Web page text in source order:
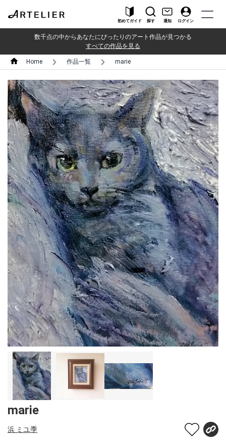
初めてガイド 探す 通知 ログイン
数千点の中からあなたにぴったりのアート作品が見つかる
すべての作品を見る
Home 作品一覧 marie
marie
浜 ミユ季